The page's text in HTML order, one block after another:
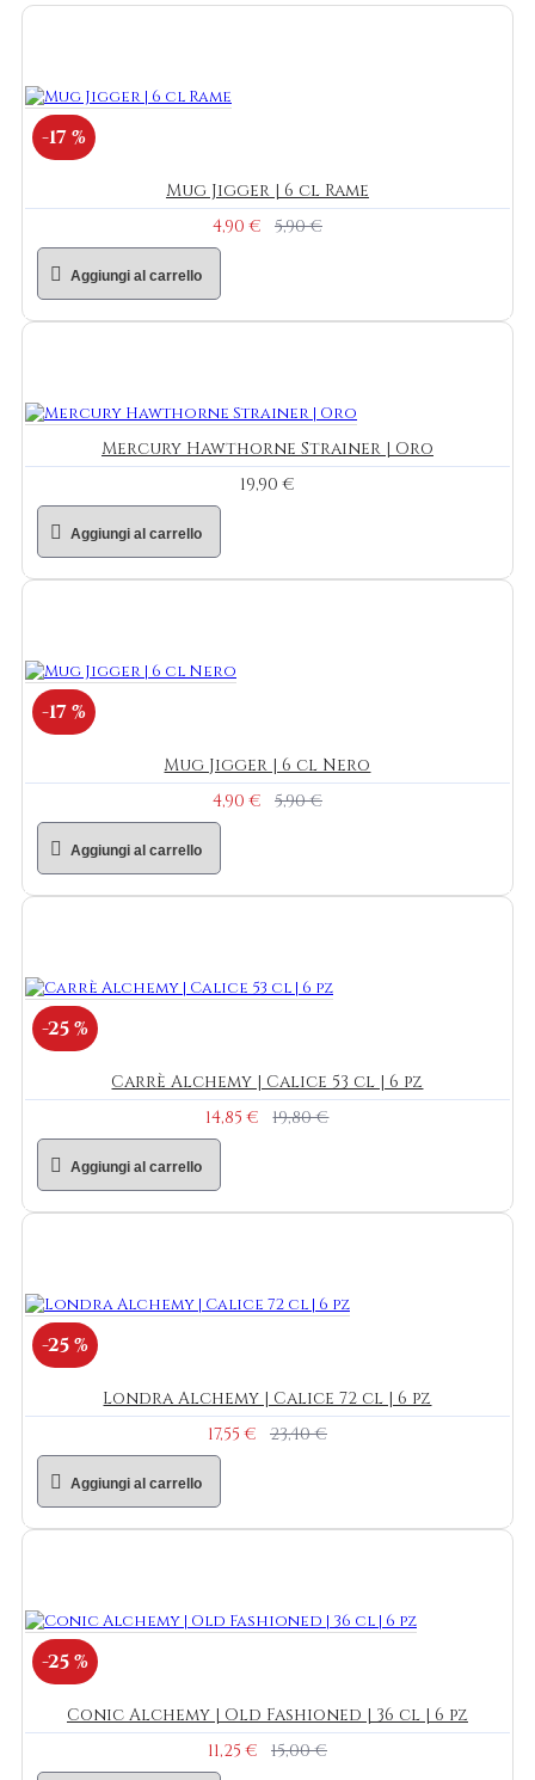
-17 %
Mug Jigger | 6 cl Rame
4,90 €
5,90 €
Aggiungi al carrello
Mercury Hawthorne Strainer | Oro
19,90 €
Aggiungi al carrello
-17 %
Mug Jigger | 6 cl Nero
4,90 €
5,90 €
Aggiungi al carrello
-25 %
Carrè Alchemy | Calice 53 cl | 6 pz
14,85 €
19,80 €
Aggiungi al carrello
-25 %
Londra Alchemy | Calice 72 cl | 6 pz
17,55 €
23,40 €
Aggiungi al carrello
-25 %
Conic Alchemy | Old Fashioned | 36 cl | 6 pz
11,25 €
15,00 €